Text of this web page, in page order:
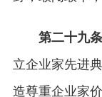
第二十九条
立企业家先进
造尊重企业家